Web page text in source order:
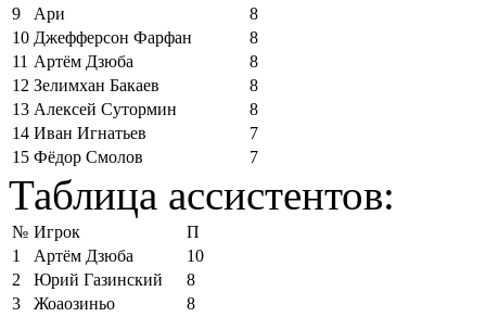
9
Ари
8
10 Джефферсон Фарфан
8
11 Артём Дзюба
8
12 Зелимхан Бакаев
8
13 Алексей Сутормин
8
14 Иван Игнатьев
7
15 Фёдор Смолов 7
Таблица ассистентов:
№ Игрок
П
1
Артём Дзюба
10
2
Юрий Газинский
8
3
Жоаозиньо
8